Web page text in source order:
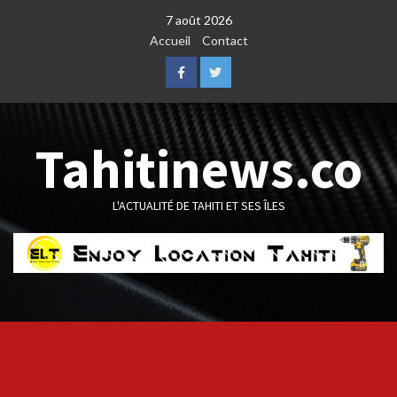
7 août 2026
Accueil
Contact
FacebookTwitter
Tahitinews.co
L'ACTUALITÉ DE TAHITI ET SES ÎLES